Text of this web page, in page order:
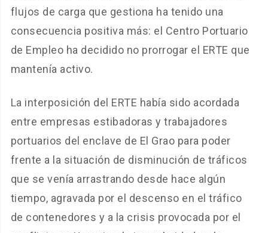
flujos de carga que gestiona ha tenido una
consecuencia positiva más: el Centro Portuario
de Empleo ha decidido no prorrogar el ERTE que
mantenía activo.
La interposición del ERTE había sido acordada
entre empresas estibadoras y trabajadores
portuarios del enclave de El Grao para poder
frente a la situación de disminución de tráficos
que se venía arrastrando desde hace algún
tiempo, agravada por el descenso en el tráfico
de contenedores y a la crisis provocada por el